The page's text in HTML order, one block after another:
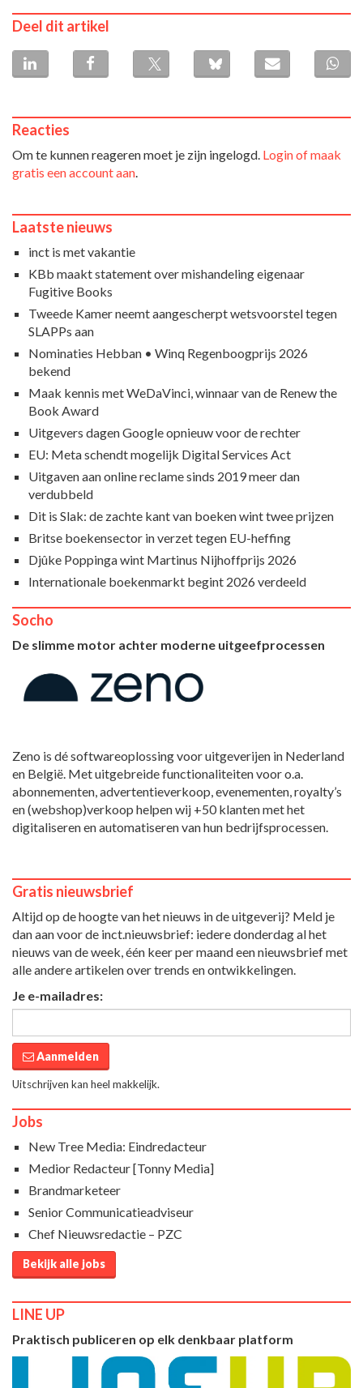
Deel dit artikel
Reacties
Om te kunnen reageren moet je zijn ingelogd. Login of maak
gratis een account aan.
Laatste nieuws
inct is met vakantie
KBb maakt statement over mishandeling eigenaar
Fugitive Books
Tweede Kamer neemt aangescherpt wetsvoorstel tegen
SLAPPs aan
Nominaties Hebban • Winq Regenboogprijs 2026
bekend
Maak kennis met WeDaVinci, winnaar van de Renew the
Book Award
Uitgevers dagen Google opnieuw voor de rechter
EU: Meta schendt mogelijk Digital Services Act
Uitgaven aan online reclame sinds 2019 meer dan
verdubbeld
Dit is Slak: de zachte kant van boeken wint twee prijzen
Britse boekensector in verzet tegen EU-heffing
Djûke Poppinga wint Martinus Nijhoffprijs 2026
Internationale boekenmarkt begint 2026 verdeeld
Socho
De slimme motor achter moderne uitgeefprocessen
Zeno is dé softwareoplossing voor uitgeverijen in Nederland
en België. Met uitgebreide functionaliteiten voor o.a.
abonnementen, advertentieverkoop, evenementen, royalty’s
en (webshop)verkoop helpen wij +50 klanten met het
digitaliseren en automatiseren van hun bedrijfsprocessen.
Gratis nieuwsbrief
Altijd op de hoogte van het nieuws in de uitgeverij? Meld je
dan aan voor de inct.nieuwsbrief: iedere donderdag al het
nieuws van de week, één keer per maand een nieuwsbrief met
alle andere artikelen over trends en ontwikkelingen.
Je e-mailadres:
Aanmelden
Uitschrijven kan heel makkelijk.
Jobs
New Tree Media: Eindredacteur
Medior Redacteur [Tonny Media]
Brandmarketeer
Senior Communicatieadviseur
Chef Nieuwsredactie – PZC
Bekijk alle jobs
LINE UP
Praktisch publiceren op elk denkbaar platform